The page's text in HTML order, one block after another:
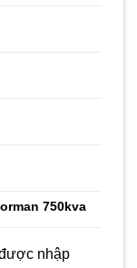
750kva
nhập